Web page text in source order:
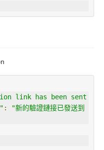
link has been sent
:
"新的驗證鏈接已發送到